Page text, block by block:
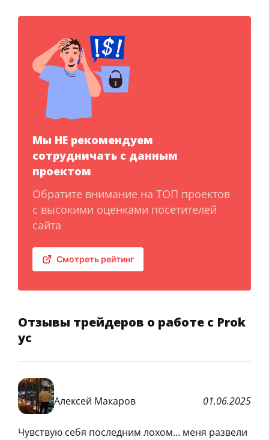
Мы НЕ рекомендуем
сотрудничать с данным
проектом
Обратите внимание на ТОП проектов
с высокими оценками посетителей
сайта
Смотреть рейтинг
Отзывы трейдеров о работе с Prok
yc
Алексей Макаров 01.06.2025
Чувствую себя последним лохом… меня развели